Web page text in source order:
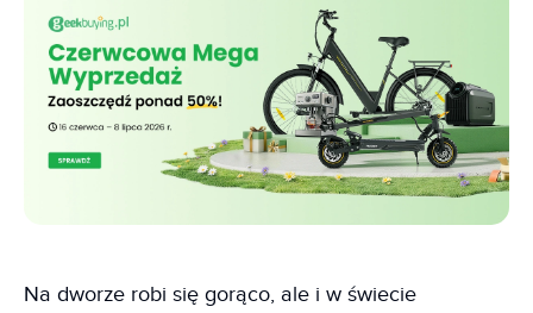
Na dworze robi się gorąco, ale i w świecie